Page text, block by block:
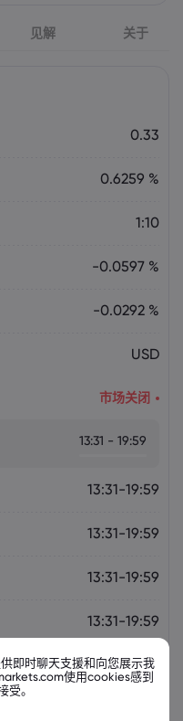
Unite
见解 关于
0.33
0.6259 %
1:10
-0.0597 %
-0.0292 %
USD
市场关闭
13:31 - 19:59
13:31-19:59
13:31-19:59
13:31-19:59
13:31-19:59
即时聊天支援和向您展示我
使用cookies感到
受。